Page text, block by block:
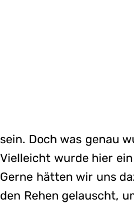
sein. Doch was genau
Vielleicht wurde hier
Gerne hätten wir uns
den Rehen gelauscht,